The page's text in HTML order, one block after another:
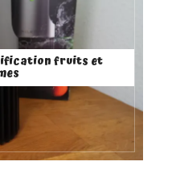
fruits et